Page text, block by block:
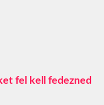
fel kell fedezned